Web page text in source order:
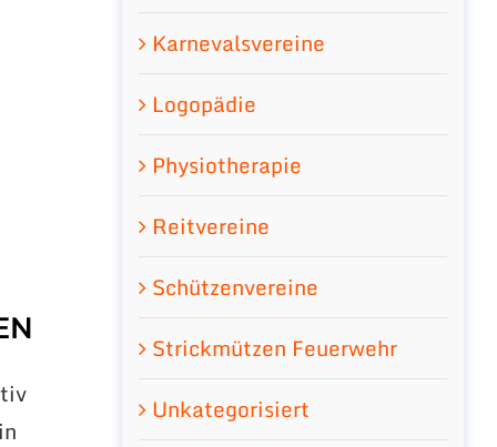
Karnevalsvereine
Logopädie
Physiotherapie
Reitvereine
Schützenvereine
Strickmützen Feuerwehr
Unkategorisiert